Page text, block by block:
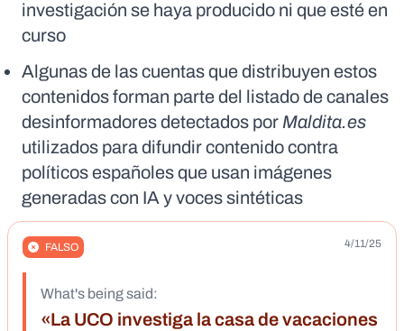
investigación se haya producido ni que esté en
curso
Algunas de las cuentas que distribuyen estos
contenidos forman parte del listado de canales
desinformadores detectados por Maldita.es
utilizados para difundir contenido contra
políticos españoles que usan imágenes
generadas con IA y voces sintéticas
FALSO 4/11/25
What's being said:
«La UCO investiga la casa de vacaciones